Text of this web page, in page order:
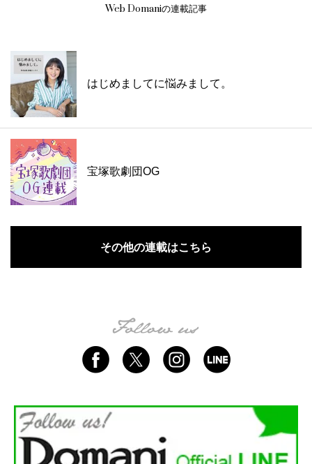
Web Domaniの連載記事
はじめましてに悩みまして。
宝塚歌劇団OG
その他の連載はこちら